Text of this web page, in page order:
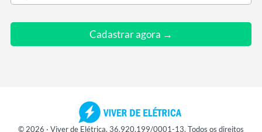
u
Cadastrar agora →
© 2026 · Viver de Elétrica. 36.920.199/0001-13. Todos os direitos